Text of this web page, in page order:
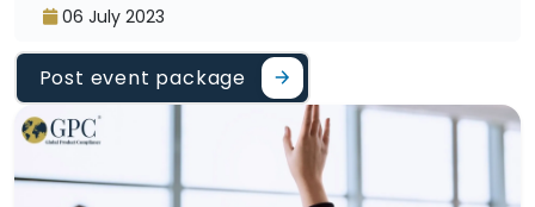
06 July 2023
Post event package